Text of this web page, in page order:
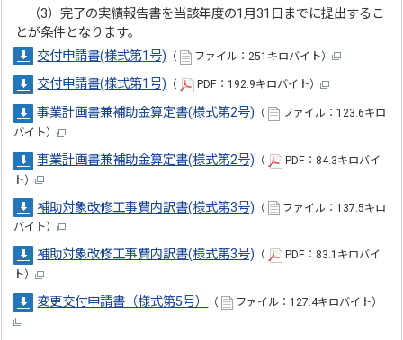
（3）完了の実績報告書を当該年度の1月31日までに提出するこ
とが条件となります。
交付申請書(様式第1号)
（ ファイル：251キロバイト）
交付申請書(様式第1号) （ PDF：192.9キロバイト）
事業計画書兼補助金算定書(様式第2号) （
ファイル：123.6キロ
バイト）
事業計画書兼補助金算定書(様式第2号) （
PDF：84.3キロバイ
ト）
補助対象改修工事費内訳書(様式第3号) （
ファイル：137.5キロ
バイト）
補助対象改修工事費内訳書(様式第3号) （
PDF：83.1キロバイ
ト）
変更交付申請書（様式第5号） （ ファイル：127.4キロバイト）